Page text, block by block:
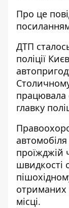
Про це
ДТП
поліції
працювала
главку
проїжджій
швидкості
отриманих
місці.